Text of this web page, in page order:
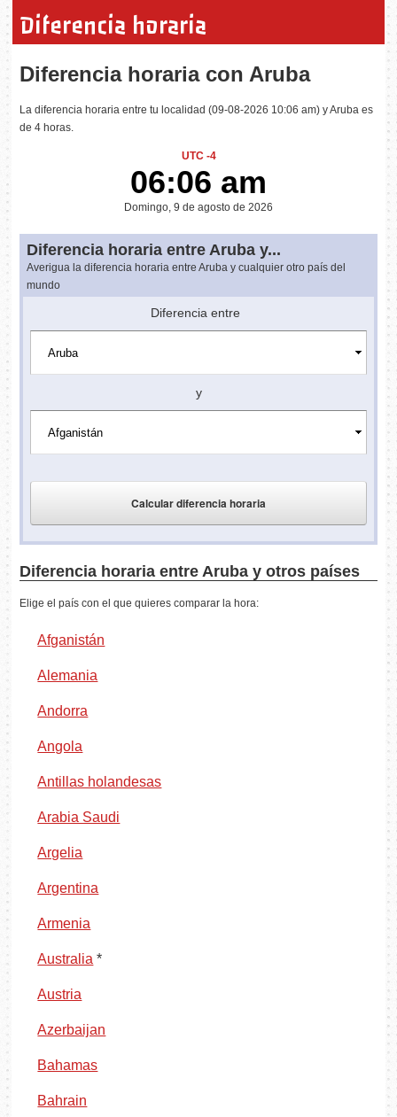
Diferencia horaria
Diferencia horaria con Aruba
La diferencia horaria entre tu localidad (09-08-2026 10:06 am) y Aruba es
de 4 horas.
UTC -4
06:06 am
Domingo, 9 de agosto de 2026
Diferencia horaria entre Aruba y...
Averigua la diferencia horaria entre Aruba y cualquier otro país del
mundo
Diferencia entre
y
Diferencia horaria entre Aruba y otros países
Elige el país con el que quieres comparar la hora:
Afganistán
Alemania
Andorra
Angola
Antillas holandesas
Arabia Saudi
Argelia
Argentina
Armenia
Australia *
Austria
Azerbaijan
Bahamas
Bahrain